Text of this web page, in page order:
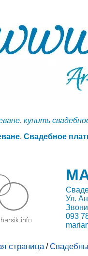
, купить
, Свадебное
Ул.
093
страница /